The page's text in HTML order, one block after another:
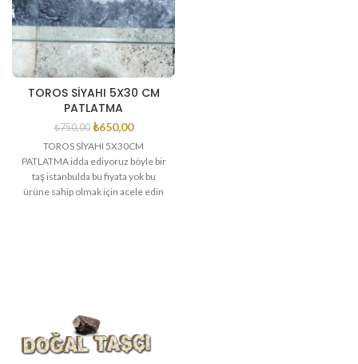
TOROS SİYAHI 5X30 CM
PATLATMA
₺750,00 ₺650,00
TOROS SİYAHI 5X30CM
PATLATMA idda ediyoruz böyle bir
taş istanbulda bu fiyata yok bu
ürüne sahip olmak için acele edin